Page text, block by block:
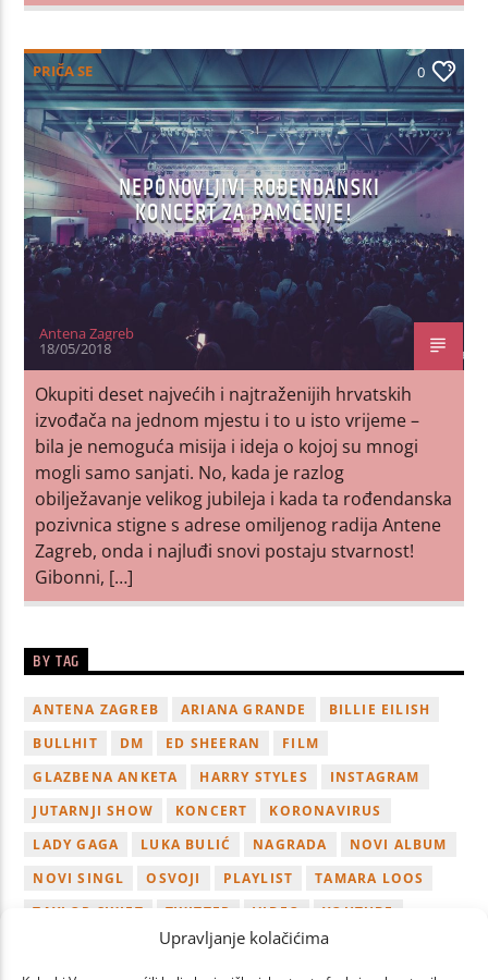
Upravljanje kolačićima
PRIČA SE 0
NEPONOVLJIVI ROĐENDANSKI
KONCERT ZA PAMĆENJE!
Antena Zagreb
18/05/2018
Okupiti deset najvećih i najtraženijih hrvatskih
izvođača na jednom mjestu i to u isto vrijeme –
bila je nemoguća misija i ideja o kojoj su mnogi
mogli samo sanjati. No, kada je razlog
obilježavanje velikog jubileja i kada ta rođendanska
pozivnica stigne s adrese omiljenog radija Antene
Zagreb, onda i najluđi snovi postaju stvarnost!
Gibonni, […]
BY TAG
ANTENA ZAGREB ARIANA GRANDE
BILLIE EILISH
BULLHIT
DM ED SHEERAN
FILM
GLAZBENA ANKETA
HARRY STYLES
INSTAGRAM
JUTARNJI SHOW
KONCERT
KORONAVIRUS
LADY GAGA
LUKA BULIĆ NAGRADA
NOVI ALBUM
NOVI SINGL
OSVOJI PLAYLIST
TAMARA LOOS
TAYLOR SWIFT
TWITTER VIDEO
YOUTUBE